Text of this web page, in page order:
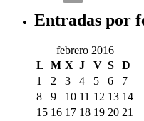
Entradas por
febrero 2016
L M X J V S D
1 2 3 4 5 6
7
8
9 10 11 12 13 14
15 16 17 18 19 20 21